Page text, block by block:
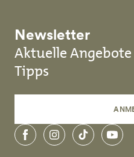
Newsletter
Aktuelle
Tipps
FacebookInstagramTikTok